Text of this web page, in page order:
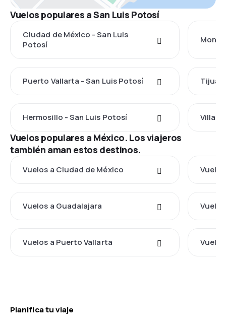
Vuelos populares a San Luis Potosí
Ciudad de México - San Luis
Potosí
Puerto Vallarta - San Luis Potosí
Hermosillo - San Luis Potosí
Vuelos populares a México. Los viajeros
también aman estos destinos.
Vuelos a Ciudad de México
Vuelos a Guadalajara
Vuelos a Puerto Vallarta
Planifica tu viaje